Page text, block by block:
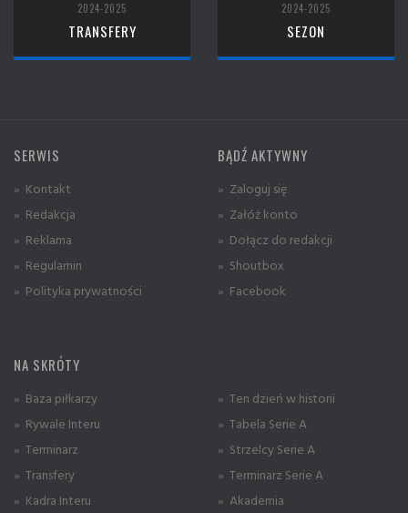
2024-2025
TRANSFERY
2024-2025
SEZON
SERWIS
» Kontakt
» Redakcja
» Reklama
» Regulamin
» Polityka prywatności
BĄDŹ AKTYWNY
» Zaloguj się
» Załóż konto
» Dołącz do redakcji
» Shoutbox
» Facebook
NA SKRÓTY
» Baza piłkarzy
» Rywale Interu
» Terminarz
» Transfery
» Kadra Interu
» Ten dzień w historii
» Tabela Serie A
» Strzelcy Serie A
» Terminarz Serie A
» Akademia